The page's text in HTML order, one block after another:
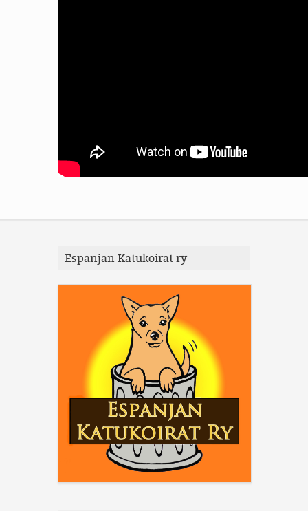
Espanjan Katukoirat ry